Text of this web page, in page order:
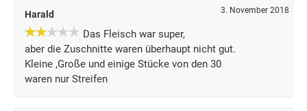
Harald 3. November 2018
Das Fleisch war super,
aber die Zuschnitte waren überhaupt nicht gut.
Kleine ,Große und einige Stücke von den 30
waren nur Streifen